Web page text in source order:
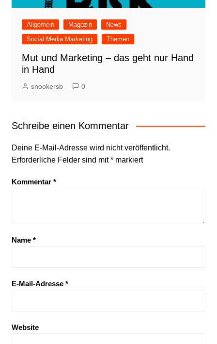
Allgemein Magazin
News
Social Media Marketing
Themen
Mut und Marketing – das geht nur Hand
in Hand
snookersb 0
Schreibe einen Kommentar
Deine E-Mail-Adresse wird nicht veröffentlicht.
Erforderliche Felder sind mit*markiert
Kommentar *
Name *
E-Mail-Adresse *
Website